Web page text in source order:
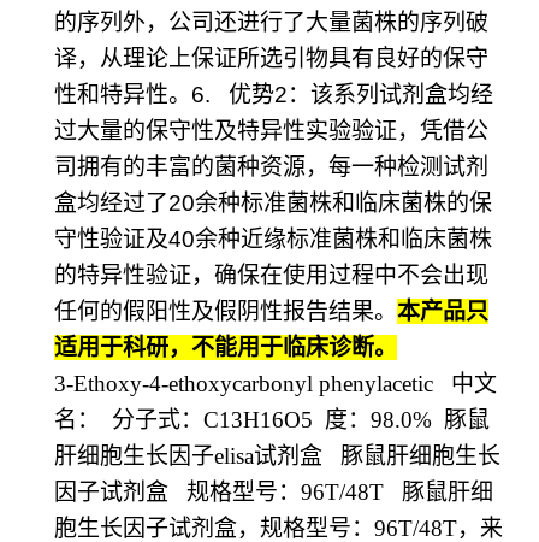
的序列外，公司还进行了大量菌株的序列破
译，从理论上保证所选引物具有良好的保守
性和特异性。 6. 优势2：该系列试剂盒均经
过大量的保守性及特异性实验验证，凭借公
司拥有的丰富的菌种资源，每一种检测试剂
盒均经过了20余种标准菌株和临床菌株的保
守性验证及40余种近缘标准菌株和临床菌株
的特异性验证，确保在使用过程中不会出现
任何的假阳性及假阴性报告结果。 本产品只
适用于科研，不能用于临床诊断。
3-Ethoxy-4-ethoxycarbonyl phenylacetic 中文
名：
分子式： C13H16O5 度： 98.0% 豚鼠
肝细胞生长因子elisa试剂盒
豚鼠肝细胞生长
因子试剂盒
规格型号： 96T/48T 豚鼠肝细
胞生长因子试剂盒，规格型号： 96T/48T，来